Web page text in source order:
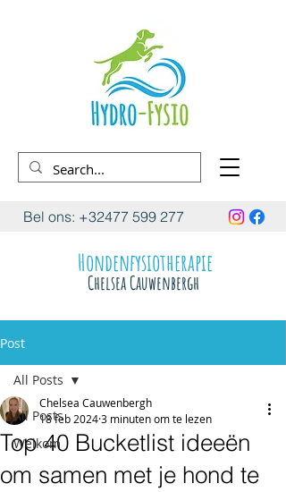
Hondenfysiotherapie
Chelsea Cauwenbergh
Bel ons: +32477 599 277
Post
All Posts
Welkom
All Posts
Top 40 Bucketlist ideeën
om samen met je hond te
Chelsea Cauwenbergh
18 feb 20243 minuten om te lezen